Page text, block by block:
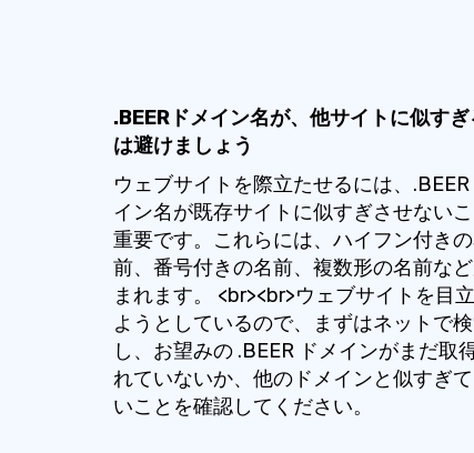
.BEERドメイン名が、他サイトに似す
は避けましょう
ウェブサイトを際立たせるには、.BEER
イン名が既存サイトに似すぎさせない
重要です。これらには、ハイフン付き
前、番号付きの名前、複数形の名前な
まれます。 <br><br>ウェブサイトを目
ようとしているので、まずはネットで
し、お望みの .BEER ドメインがまだ取
れていないか、他のドメインと似すぎ
いことを確認してください。